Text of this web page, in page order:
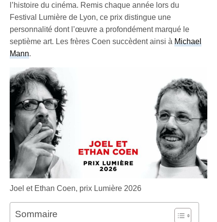
l’histoire du cinéma. Remis chaque année lors du
Festival Lumière de Lyon, ce prix distingue une
personnalité dont l’œuvre a profondément marqué le
septième art. Les frères Coen succèdent ainsi àMichael
Mann.
Joel et Ethan Coen, prix Lumière 2026
Sommaire